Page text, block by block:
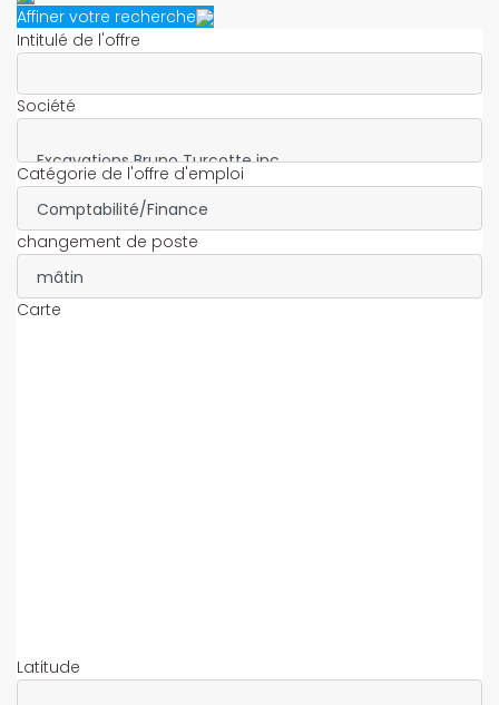
Affiner votre recherche
Intitulé de l'offre
Société
Catégorie de l'offre d'emploi
changement de poste
Carte
Latitude